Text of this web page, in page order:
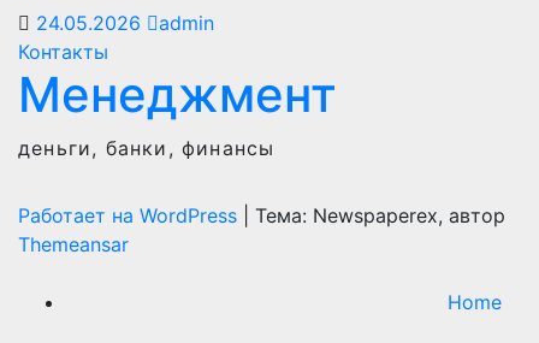
24.05.2026
admin
Контакты
Менеджмент
деньги, банки, финансы
Работает на WordPress
Тема: Newspaperex, автор
Themeansar
Home